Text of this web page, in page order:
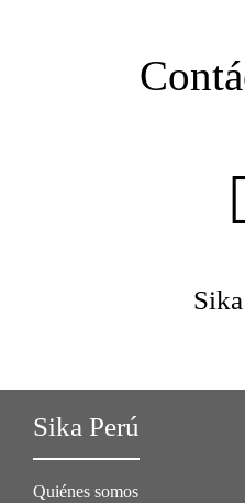
Sika Perú
Quiénes somos